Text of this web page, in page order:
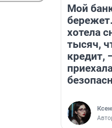
Мой
хотела
тысяч,
кредит,